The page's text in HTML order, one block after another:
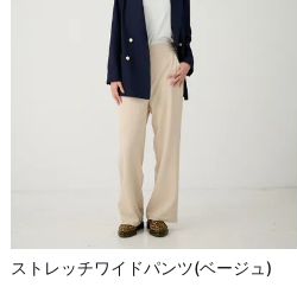
ストレッチワイドパンツ(ベージュ)